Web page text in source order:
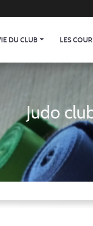
DU CLUB LES
Judo